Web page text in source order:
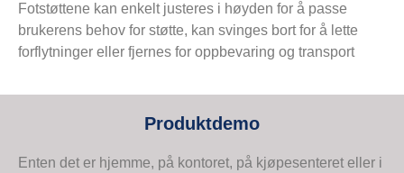
Fotstøttene kan enkelt justeres i høyden for å passe
brukerens behov for støtte, kan svinges bort for å lette
forflytninger eller fjernes for oppbevaring og transport
Produktdemo
Enten det er hjemme, på kontoret, på kjøpesenteret eller i